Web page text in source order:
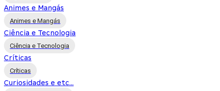
Animes e Mangás
Animes e Mangás
Ciência e Tecnologia
Ciência e Tecnologia
Críticas
Críticas
Curiosidades e etc...